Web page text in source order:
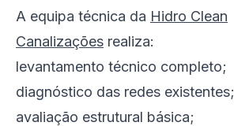
A equipa técnica da Hidro Clean
Canalizações realiza:
levantamento técnico completo;
diagnóstico das redes existentes;
avaliação estrutural básica;